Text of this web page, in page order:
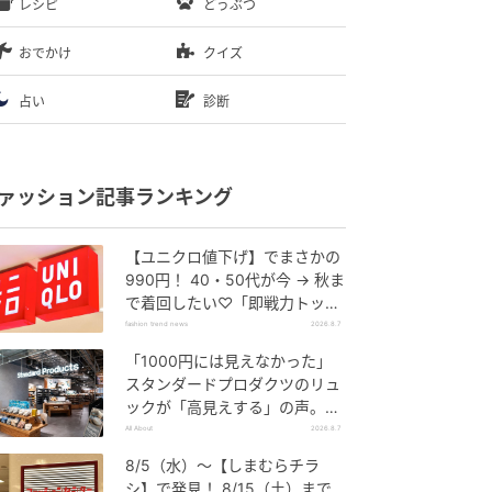
レシピ どうぶつ
おでかけ クイズ
占い 診断
ッション記事ランキング
【ユニクロ値下げ】でまさかの
990円！ 40・50代が今 → 秋ま
で着回したい♡「即戦力トップ
ス」
fashion trend news 2026.8.7
「1000円には見えなかった」
スタンダードプロダクツのリュ
ックが「高見えする」の声。2
個購入する人も
All About 2026.8.7
8/5（水）〜【しまむらチラ
シ】で発見！ 8/15（土）まで